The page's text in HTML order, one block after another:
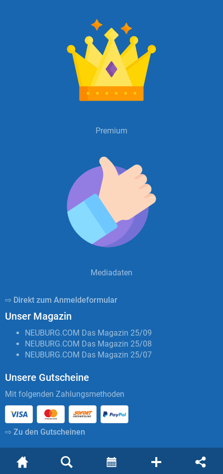
Premium
Mediadaten
⇨ Direkt zum Anmeldeformular
Unser Magazin
NEUBURG.COM Das Magazin 25/09
NEUBURG.COM Das Magazin 25/08
NEUBURG.COM Das Magazin 25/07
Unsere Gutscheine
Mit folgenden Zahlungsmethoden
⇨ Zu den Gutscheinen